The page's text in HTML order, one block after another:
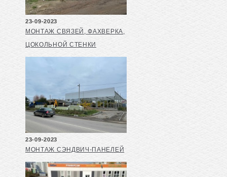
23-09-2023
МОНТАЖ СВЯЗЕЙ, ФАХВЕРКА,
ЦОКОЛЬНОЙ СТЕНКИ
23-09-2023
МОНТАЖ СЭНДВИЧ-ПАНЕЛЕЙ